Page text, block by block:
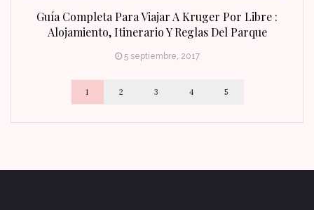
Guía Completa Para Viajar A Kruger Por Libre :
Alojamiento, Itinerario Y Reglas Del Parque
5 septiembre, 2017
1 2 3 4 5